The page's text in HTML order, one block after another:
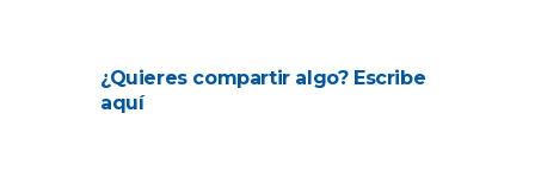
¿Quieres compartir algo? Escribe
aquí